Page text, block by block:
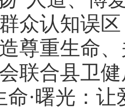
众认知误
尊重生命
联合县卫
命·曙光：